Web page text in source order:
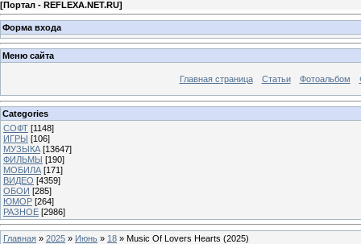
[Портал - REFLEXA.NET.RU]
Форма входа
Меню сайта
Главная страница Статьи Фотоальбом
Categories
СОФТ [1148]
ИГРЫ [106]
МУЗЫКА [13647]
ФИЛЬМЫ [190]
МОБИЛА [171]
ВИДЕО [4359]
ОБОИ [285]
ЮМОР [264]
РАЗНОЕ [2986]
Главная » 2025 » Июнь » 18 » Music Of Lovers Hearts (2025)